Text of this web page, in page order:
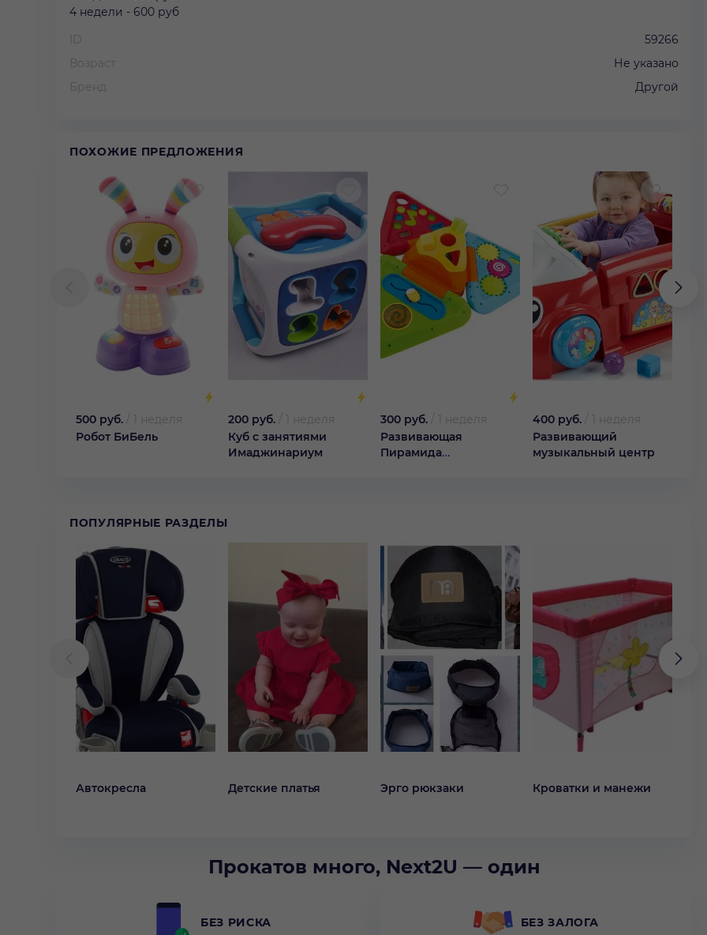
4 недели - 600 руб
ID
59266
Возраст
Не указано
Бренд
Другой
ПОХОЖИЕ ПРЕДЛОЖЕНИЯ
500 руб.
1 неделя
Робот БиБель
200 руб.
1 неделя
Куб с занятиями
Имаджинариум
300 руб.
1 неделя
Развивающая
Пирамида
400 руб.
1 неделя
Развивающий
музыкальный центр
ПОПУЛЯРНЫЕ РАЗДЕЛЫ
Автокресла Детские платья Эрго рюкзаки Кроватки и манежи
Прокатов много, Next2U — один
БЕЗ РИСКА БЕЗ ЗАЛОГА